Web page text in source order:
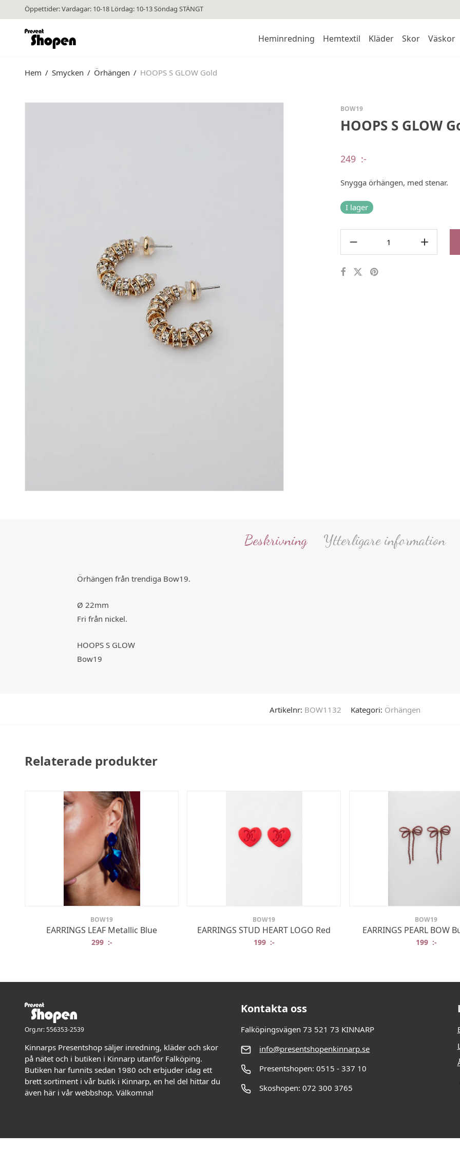
Öppettider: Vardagar: 10-18 Lördag: 10-13 Söndag STÄNGT
Heminredning Hemtextil Kläder Skor Väskor
Hem / Smycken / Örhängen / HOOPS S GLOW Gold
BOW19
HOOPS S GLOW
249 :-
Snygga örhängen, med stenar.
I lager
Beskrivning Ytterligare information
Örhängen från trendiga Bow19.
Ø 22mm
Fri från nickel.
HOOPS S GLOW
Bow19
Artikelnr: BOW1132 Kategori: Örhängen
Relaterade produkter
BOW19
EARRINGS LEAF Metallic Blue
299 :-
BOW19
EARRINGS STUD HEART LOGO Red
199 :-
BOW19
EARRINGS PEARL BOW
199 :-
Org.nr: 556353-2539
Kinnarps Presentshop säljer inredning, kläder och skor
på nätet och i butiken i Kinnarp utanför Falköping.
Butiken har funnits sedan 1980 och erbjuder idag ett
brett sortiment i vår butik i Kinnarp, en hel del hittar du
även här i vår webbshop. Välkomna!
Kontakta oss
Falköpingsvägen 73 521 73 KINNARP
info@presentshopenkinnarp.se
Presentshopen: 0515 - 337 10
Skoshopen: 072 300 3765